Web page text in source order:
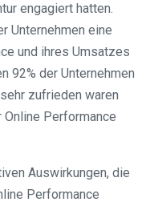
engagiert hatten.
Unternehmen eine
und ihres Umsatzes
92% der Unternehmen
zufrieden waren
Performance
Auswirkungen, die
Performance